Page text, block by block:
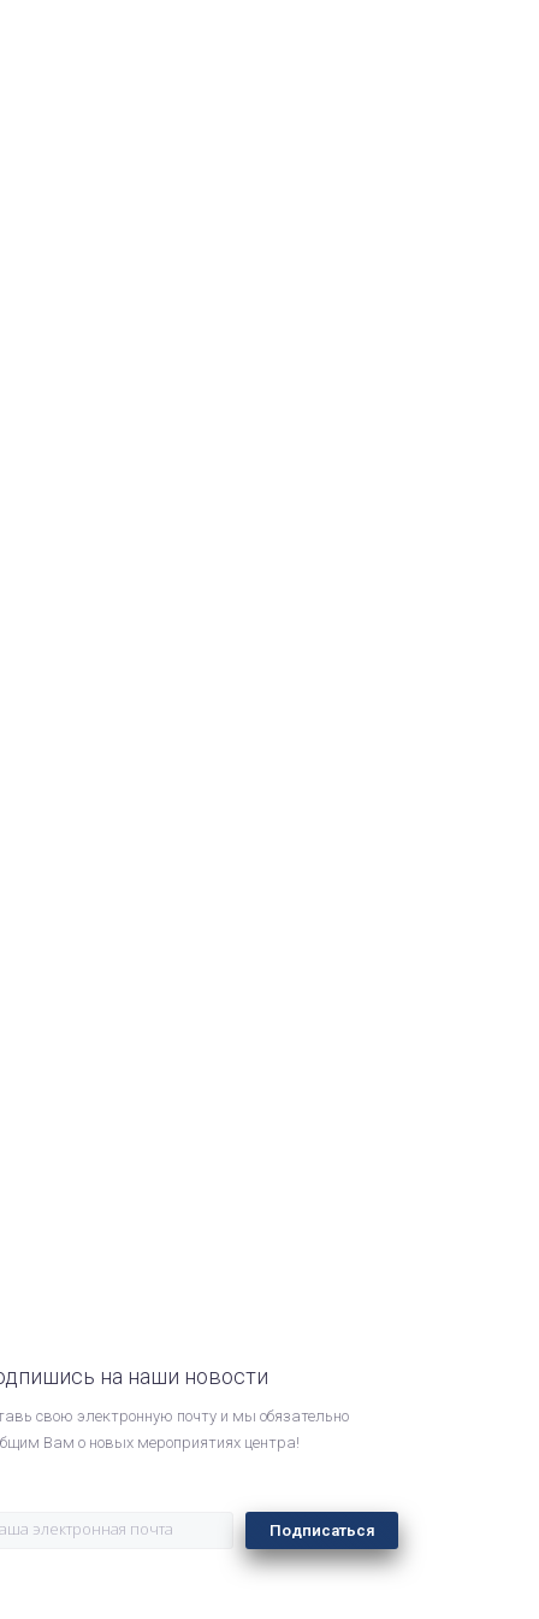
на наши новости
свою электронную почту и мы обязательно
Вам о новых мероприятиях центра!
Подписаться